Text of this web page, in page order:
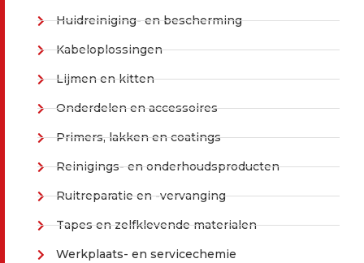
Huidreiniging- en bescherming
Kabeloplossingen
Lijmen en kitten
Onderdelen en accessoires
Primers, lakken en coatings
Reinigings- en onderhoudsproducten
Ruitreparatie en -vervanging
Tapes en zelfklevende materialen
Werkplaats- en servicechemie